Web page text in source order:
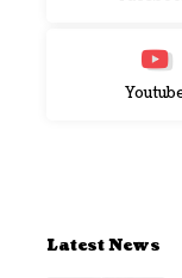
Latest News